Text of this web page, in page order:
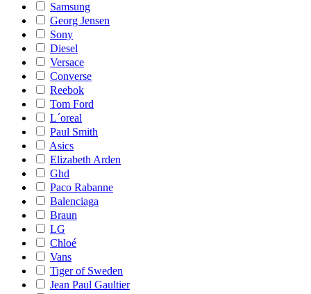
Samsung
Georg Jensen
Sony
Diesel
Versace
Converse
Reebok
Tom Ford
L´oreal
Paul Smith
Asics
Elizabeth Arden
Ghd
Paco Rabanne
Balenciaga
Braun
LG
Chloé
Vans
Tiger of Sweden
Jean Paul Gaultier